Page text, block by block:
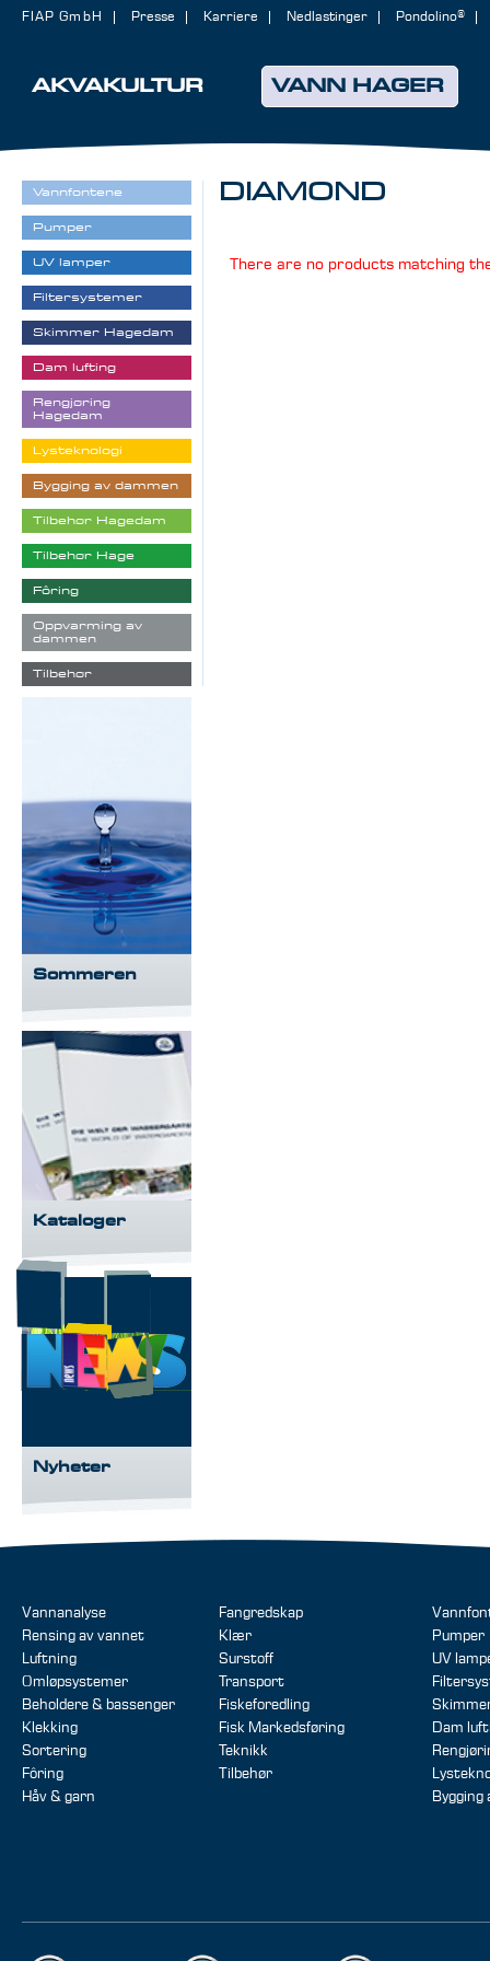
AKVAKULTUR VANN HAGER
FIAP GmbH Presse Karriere Nedlastinger Pondolino®
DIAMOND
There are no products matching
Vannfontene
Pumper
UV lamper
Filtersystemer
Skimmer Hagedam
Dam lufting
Rengjøring
Hagedam
Lysteknologi
Bygging av dammen
Tilbehør Hagedam
Tilbehør Hage
Fôring
Oppvarming av
dammen
Tilbehør
Sommeren
Kataloger
Nyheter
Vannanalyse
Rensing av vannet
Luftning
Omløpsystemer
Beholdere & bassenger
Klekking
Sortering
Fôring
Håv & garn
Fangredskap
Klær
Surstoff
Transport
Fiskeforedling
Fisk Markedsføring
Teknikk
Tilbehør
Pumper
UV
Dam
Bygging